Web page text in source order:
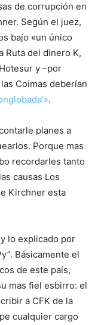
de corrupción en
Según el juez,
bajo «un único
Ruta del dinero K,
y –por
Coimas deberían
.
planes a
Porque mas
recordarles tanto
causas Los
Kirchner esta
lo explicado por
Básicamente el
de este país,
mas fiel esbirro: el
a CFK de la
cualquier cargo